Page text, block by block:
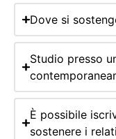
Dove si
Studio presso
È possibile
sostenere i